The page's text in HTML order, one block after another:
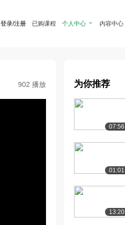
登录/注册 已购课程 个人中心  内容中心
902 播放 为你推荐
07:56
01:01
13:20